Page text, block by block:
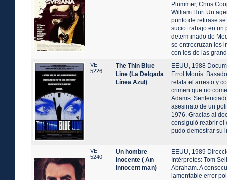
Plummer, Chris
William Hurt Un
punto de retirase
sucio trabajo en un
determinado de
se entrecruzan los
con los de las
VE-
5226
The Thin Blue
Line (La Delgada
Línea Azul)
EEUU, 1988
Errol Morris.
relata el arresto y
crimen que no
Adams.
asesinato de un
1976. Gracias al
consiguió reabrir el
pudo demostrar su
VE-
5240
Un hombre
inocente ( An
innocent man)
EEUU, 1989
Intérpretes: Tom
Abraham. A
lamentable error